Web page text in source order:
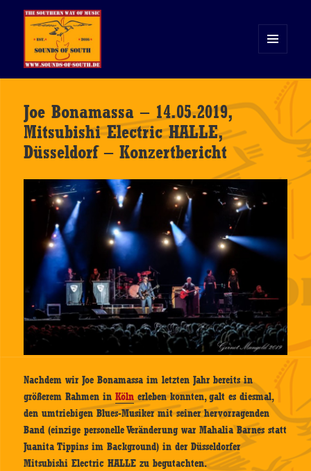
WIDGETS
Joe Bonamassa – 14.05.2019,
Mitsubishi Electric HALLE,
Düsseldorf – Konzertbericht
Nachdem wir Joe Bonamassa im letzten Jahr bereits in
größerem Rahmen inKöln erleben konnten, galt es diesmal,
den umtriebigen Blues-Musiker mit seiner hervorragenden
Band (einzige personelle Veränderung war Mahalia Barnes statt
Juanita Tippins im Background) in der Düsseldorfer
Mitsubishi Electric HALLE zu begutachten.